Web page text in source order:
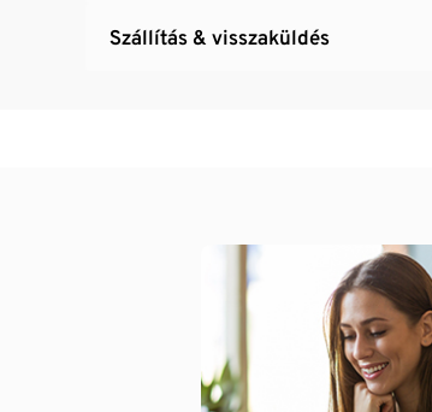
Szállítás & visszaküldés